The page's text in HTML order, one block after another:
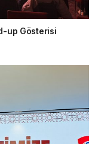
up Gösterisi